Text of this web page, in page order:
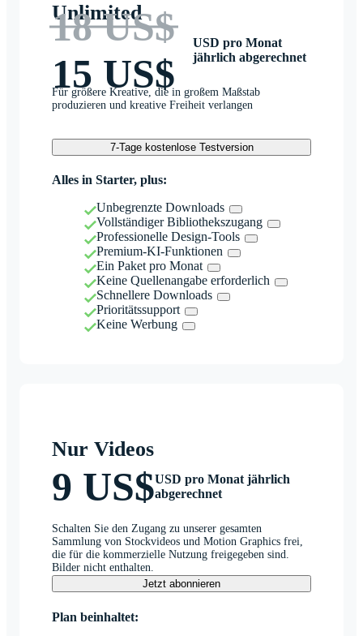
Unlimited
18 US$
15 US$
USD pro Monat
jährlich abgerechnet
Für größere Kreative, die in großem Maßstab
produzieren und kreative Freiheit verlangen
7-Tage kostenlose Testversion
Alles in Starter, plus:
Unbegrenzte Downloads
Vollständiger Bibliothekszugang
Professionelle Design-Tools
Premium-KI-Funktionen
Ein Paket pro Monat
Keine Quellenangabe erforderlich
Schnellere Downloads
Prioritätssupport
Keine Werbung
Nur Videos
9 US$USD pro Monat jährlich
abgerechnet
Schalten Sie den Zugang zu unserer gesamten
Sammlung von Stockvideos und Motion Graphics frei,
die für die kommerzielle Nutzung freigegeben sind.
Bilder nicht enthalten.
Jetzt abonnieren
Plan beinhaltet: